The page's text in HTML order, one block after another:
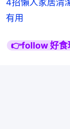
4招懶人家居清
有用
👉follow 好食